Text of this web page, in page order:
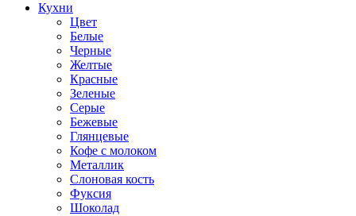
Кухни
Цвет
Белые
Черные
Желтые
Красные
Зеленые
Серые
Бежевые
Глянцевые
Кофе с молоком
Металлик
Слоновая кость
Фуксия
Шоколад